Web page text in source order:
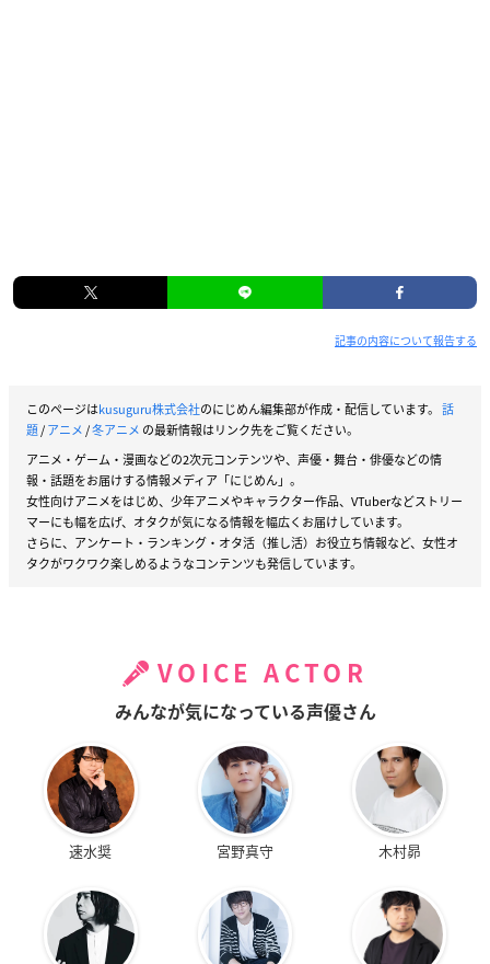
記事の内容について報告する
このページはkusuguru株式会社のにじめん編集部が作成・配信しています。 話
題/アニメ/冬アニメ の最新情報はリンク先をご覧ください。
アニメ・ゲーム・漫画などの2次元コンテンツや、声優・舞台・俳優などの情
報・話題をお届けする情報メディア「にじめん」。
女性向けアニメをはじめ、少年アニメやキャラクター作品、VTuberなどストリー
マーにも幅を広げ、オタクが気になる情報を幅広くお届けしています。
さらに、アンケート・ランキング・オタ活（推し活）お役立ち情報など、女性オ
タクがワクワク楽しめるようなコンテンツも発信しています。
VOICE ACTOR
みんなが気になっている声優さん
速水奨 宮野真守 木村昴